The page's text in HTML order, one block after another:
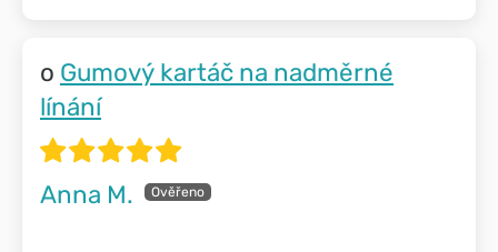
Gumový kartáč na nadměrné
línání
Anna M.